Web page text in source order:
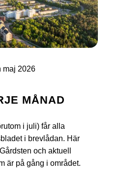
maj 2026
MÅNAD
i juli) får alla
i brevlådan. Här
och aktuell
är på gång i området.